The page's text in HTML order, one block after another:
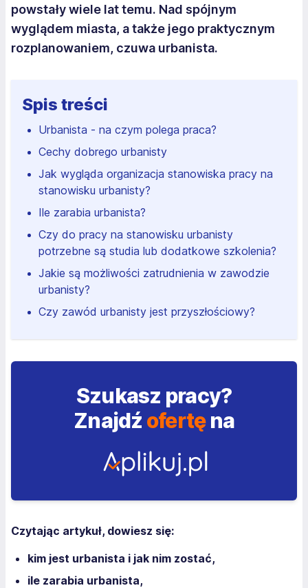
powstały wiele lat temu. Nad spójnym
wyglądem miasta, a także jego praktycznym
rozplanowaniem, czuwa urbanista.
Spis treści
Urbanista - na czym polega praca?
Cechy dobrego urbanisty
Jak wygląda organizacja stanowiska pracy na
stanowisku urbanisty?
Ile zarabia urbanista?
Czy do pracy na stanowisku urbanisty
potrzebne są studia lub dodatkowe szkolenia?
Jakie są możliwości zatrudnienia w zawodzie
urbanisty?
Czy zawód urbanisty jest przyszłościowy?
Szukasz pracy?
Znajdź ofertęna
Czytając artykuł, dowiesz się:
kim jest urbanista i jak nim zostać,
ile zarabia urbanista,